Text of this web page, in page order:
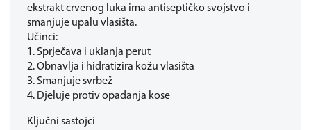
ekstrakt crvenog luka ima antiseptičko svojstvo i
smanjuje upalu vlasišta.
Učinci:
1. Sprječava i uklanja perut
2. Obnavlja i hidratizira kožu vlasišta
3. Smanjuje svrbež
4. Djeluje protiv opadanja kose
Ključni sastojci